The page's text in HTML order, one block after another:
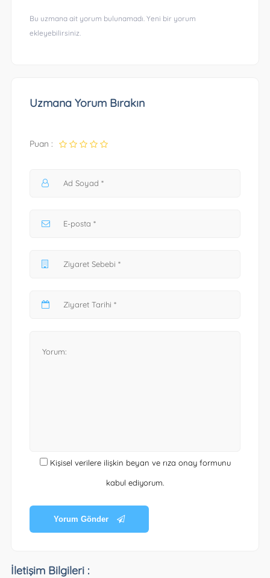
Bu uzmana ait yorum bulunamadı. Yeni bir yorum
ekleyebilirsiniz.
Uzmana Yorum Bırakın
Puan :
Kişisel verilere ilişkin beyan ve rıza onay formunu
kabul ediyorum.
Yorum Gönder
İletişim Bilgileri :